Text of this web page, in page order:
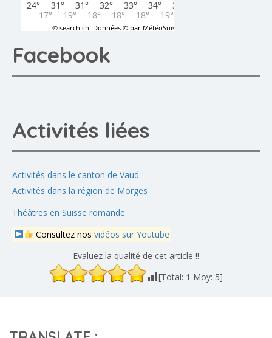
Facebook
Activités liées
Activités dans le canton de Vaud
Activités dans la région de Morges
Théâtres en Suisse romande
Consultez nos vidéos sur Youtube
Evaluez la qualité de cet article !!
[Total: 1 Moy: 5]